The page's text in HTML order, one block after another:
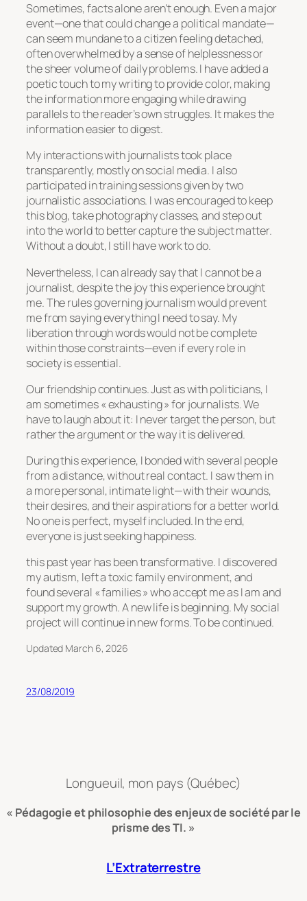
Sometimes, facts alone aren’t enough. Even a major
event—one that could change a political mandate—
can seem mundane to a citizen feeling detached,
often overwhelmed by a sense of helplessness or
the sheer volume of daily problems. I have added a
poetic touch to my writing to provide color, making
the information more engaging while drawing
parallels to the reader’s own struggles. It makes the
information easier to digest.
My interactions with journalists took place
transparently, mostly on social media. I also
participated in training sessions given by two
journalistic associations. I was encouraged to keep
this blog, take photography classes, and step out
into the world to better capture the subject matter.
Without a doubt, I still have work to do.
Nevertheless, I can already say that I cannot be a
journalist, despite the joy this experience brought
me. The rules governing journalism would prevent
me from saying everything I need to say. My
liberation through words would not be complete
within those constraints—even if every role in
society is essential.
Our friendship continues. Just as with politicians, I
am sometimes « exhausting » for journalists. We
have to laugh about it: I never target the person, but
rather the argument or the way it is delivered.
During this experience, I bonded with several people
from a distance, without real contact. I saw them in
a more personal, intimate light—with their wounds,
their desires, and their aspirations for a better world.
No one is perfect, myself included. In the end,
everyone is just seeking happiness.
this past year has been transformative. I discovered
my autism, left a toxic family environment, and
found several « families » who accept me as I am and
support my growth. A new life is beginning. My social
project will continue in new forms. To be continued.
Updated March 6, 2026
23/08/2019
Longueuil, mon pays (Québec)
« Pédagogie et philosophie des enjeux de société par le
prisme des TI. »
L’Extraterrestre